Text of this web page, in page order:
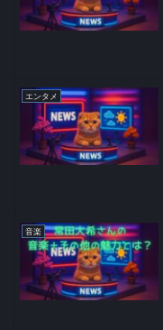
エンタメ
音楽